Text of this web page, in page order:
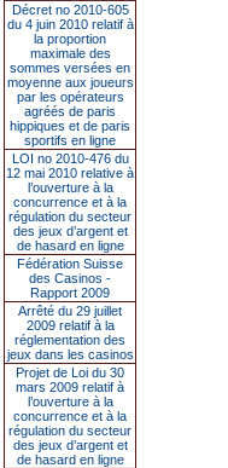
Décret no 2010-605
du 4 juin 2010 relatif à
la proportion
maximale des
sommes versées en
moyenne aux joueurs
par les opérateurs
agréés de paris
hippiques et de paris
sportifs en ligne
LOI no 2010-476 du
12 mai 2010 relative à
l’ouverture à la
concurrence et à la
régulation du secteur
des jeux d’argent et
de hasard en ligne
Fédération Suisse
des Casinos -
Rapport 2009
Arrêté du 29 juillet
2009 relatif à la
réglementation des
jeux dans les casinos
Projet de Loi du 30
mars 2009 relatif à
l’ouverture à la
concurrence et à la
régulation du secteur
des jeux d’argent et
de hasard en ligne